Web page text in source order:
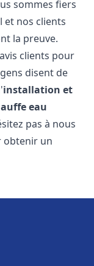
sommes fiers
et nos clients
la preuve.
clients pour
disent de
installation et
eau
pas à nous
obtenir un